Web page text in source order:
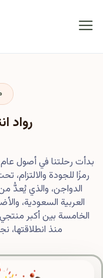
رواد
رمزًا للجودة
الدواجن، والذي يُعدُّ
العربية السعودية،
الخامسة بين أكبر
منذ انطلاقتها،